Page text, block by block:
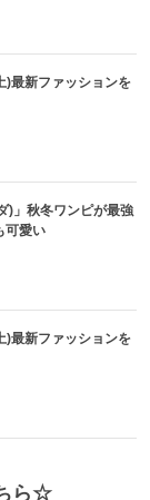
)最新ファッションを
)」秋冬ワンピが最強
可愛い
)最新ファッションを
ら☆